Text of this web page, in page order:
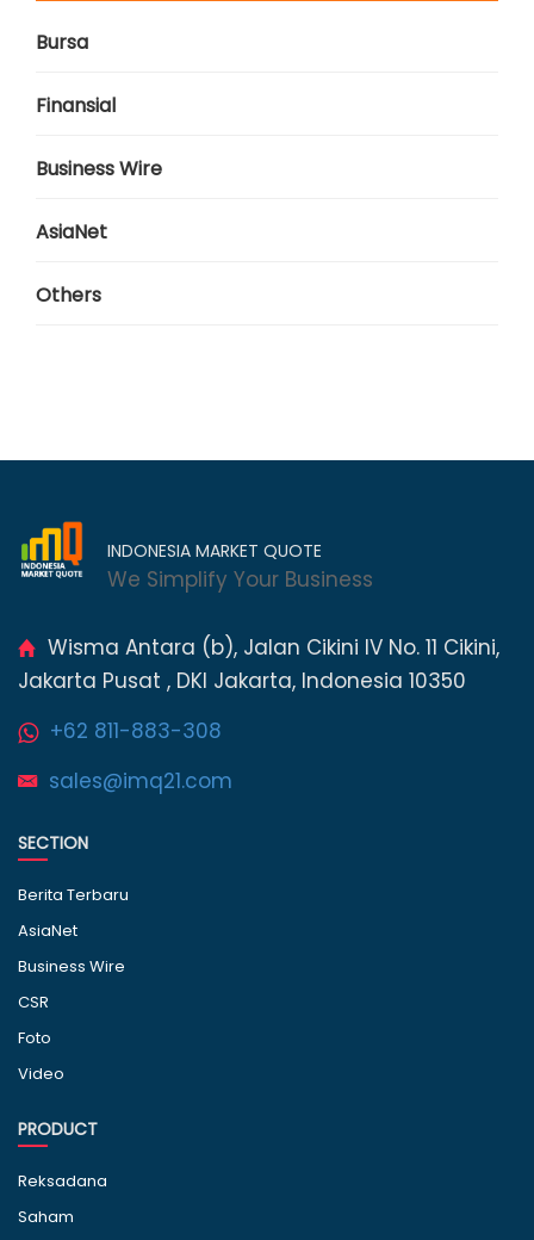
Bursa
Finansial
Business Wire
AsiaNet
Others
INDONESIA MARKET QUOTE
We Simplify Your Business
Wisma Antara (b), Jalan Cikini IV No. 11 Cikini,
Jakarta Pusat , DKI Jakarta, Indonesia 10350
+62 811-883-308
sales@imq21.com
SECTION
Berita Terbaru
AsiaNet
Business Wire
CSR
Foto
Video
PRODUCT
Reksadana
Saham